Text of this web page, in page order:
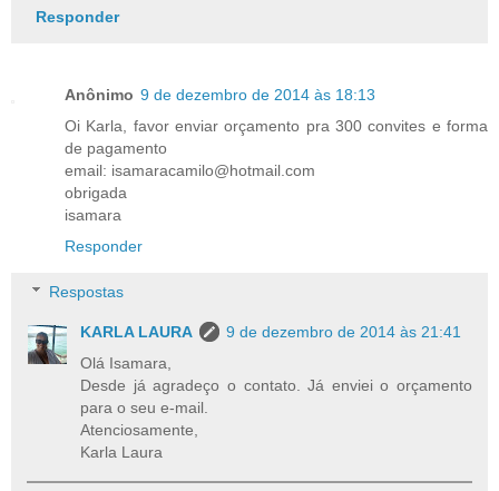
Responder
Anônimo 9 de dezembro de 2014 às 18:13
Oi Karla, favor enviar orçamento pra 300 convites e forma
de pagamento
email: isamaracamilo@hotmail.com
obrigada
isamara
Responder
Respostas
KARLA LAURA
9 de dezembro de 2014 às 21:41
Olá Isamara,
Desde já agradeço o contato. Já enviei o orçamento
para o seu e-mail.
Atenciosamente,
Karla Laura